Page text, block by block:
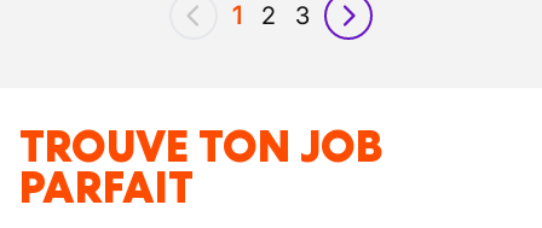
précédent
1 2 3
suivant
TROUVE TON JOB
PARFAIT